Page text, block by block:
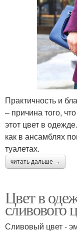
Практичность и
– причина того,
этот цвет в
как в ансамблях
туалетах.
читать дальше →
Цвет в
сливового
Сливовый цвет -